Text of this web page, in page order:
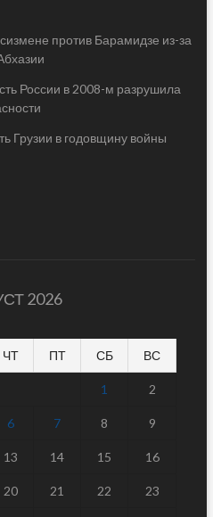
против Барамидзе из-за
России в 2008-м разрушила
Грузии в годовщину войны
2026
ЧТ ПТ СБ ВС
1 2
6 7 8 9
13 14 15 16
20 21 22 23